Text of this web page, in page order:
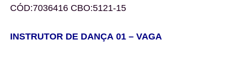
CÓD:7036416 CBO:5121-15
INSTRUTOR DE DANÇA 01 – VAGA